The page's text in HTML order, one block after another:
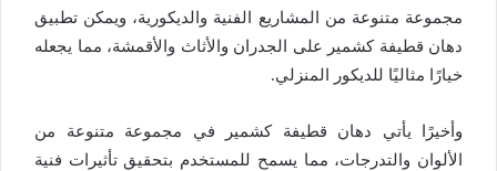
مجموعة متنوعة من المشاريع الفنية والديكورية، ويمكن تطبيق
دهان قطيفة كشمير على الجدران والأثاث والأقمشة، مما يجعله
خيارًا مثاليًا للديكور المنزلي.
وأخيرًا يأتي دهان قطيفة كشمير في مجموعة متنوعة من
الألوان والتدرجات، مما يسمح للمستخدم بتحقيق تأثيرات فنية